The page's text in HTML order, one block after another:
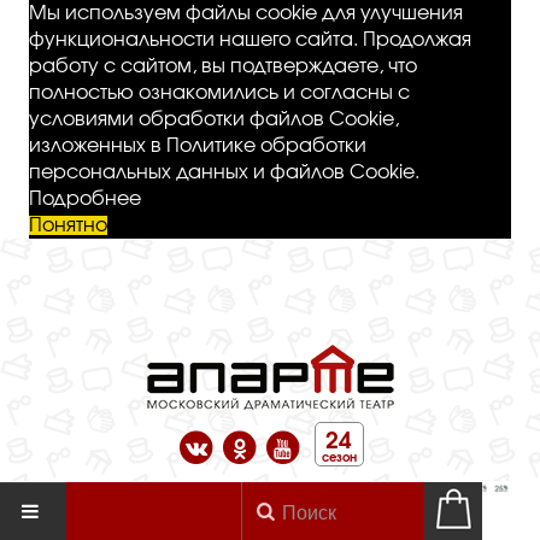
Мы используем файлы cookie для улучшения
функциональности нашего сайта. Продолжая
работу с сайтом, вы подтверждаете, что
полностью ознакомились и согласны с
условиями обработки файлов Cookie,
изложенных в Политике обработки
персональных данных и файлов Cookie.
Подробнее
Понятно
24
сезон